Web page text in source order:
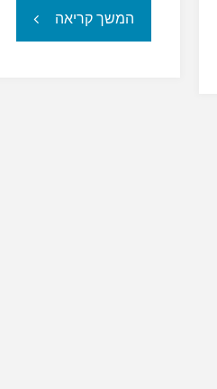
המשך קריאה "תבלינים